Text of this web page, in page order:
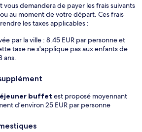
vous demandera de payer les frais suivants
au moment de votre départ. Ces frais
les taxes applicables :
par la ville : 8.45 EUR par personne et
taxe ne s'applique pas aux enfants de
ans.
buffet est proposé moyennant
d’environ 25 EUR par personne